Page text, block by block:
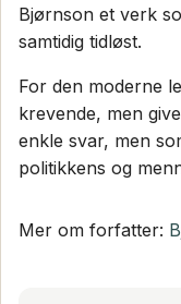
Bjørnson et verk
samtidig tidløst.
For den moderne
krevende, men
enkle svar, men
politikkens og
Mer om forfatter: